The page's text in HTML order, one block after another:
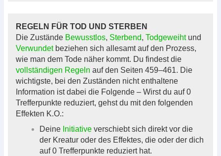
REGELN FÜR TOD UND STERBEN
Die Zustände Bewusstlos, Sterbend, Todgeweihtund
Verwundetbeziehen sich allesamt auf den Prozess,
wie man dem Tode näher kommt. Du findest die
vollständigen Regeln auf den Seiten 459–461. Die
wichtigste, bei den Zuständen nicht enthaltene
Information ist dabei die Folgende – Wirst du auf 0
Trefferpunkte reduziert, gehst du mit den folgenden
Effekten K.O.:
Deine Initiative verschiebt sich direkt vor die
der Kreatur oder des Effektes, die oder der dich
auf 0 Trefferpunkte reduziert hat.